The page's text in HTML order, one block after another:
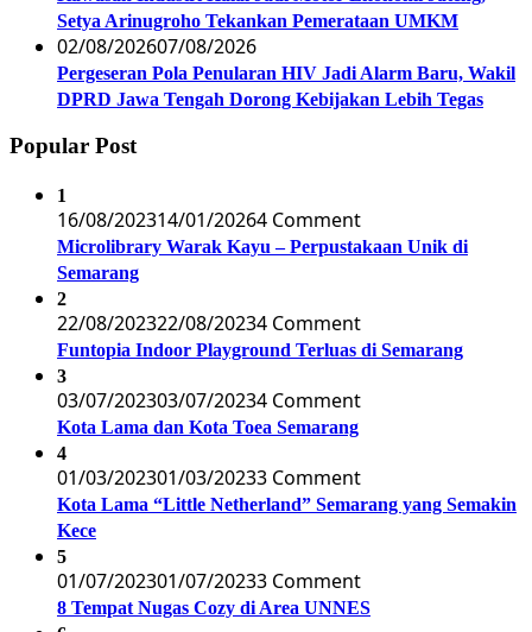
Setya Arinugroho Tekankan Pemerataan UMKM
02/08/202607/08/2026
Pergeseran Pola Penularan HIV Jadi Alarm Baru, Wakil
DPRD Jawa Tengah Dorong Kebijakan Lebih Tegas
Popular Post
1
16/08/202314/01/20264 Comment
Microlibrary Warak Kayu – Perpustakaan Unik di
Semarang
2
22/08/202322/08/20234 Comment
Funtopia Indoor Playground Terluas di Semarang
3
03/07/202303/07/20234 Comment
Kota Lama dan Kota Toea Semarang
4
01/03/202301/03/20233 Comment
Kota Lama “Little Netherland” Semarang yang Semakin
Kece
5
01/07/202301/07/20233 Comment
8 Tempat Nugas Cozy di Area UNNES